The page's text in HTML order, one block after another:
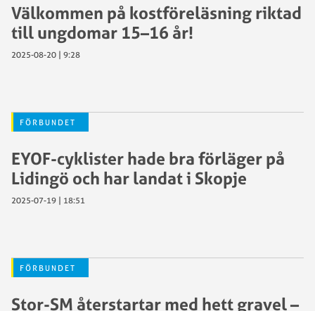
Välkommen på kostföreläsning riktad
till ungdomar 15–16 år!
2025-08-20 | 9:28
FÖRBUNDET
EYOF-cyklister hade bra förläger på
Lidingö och har landat i Skopje
2025-07-19 | 18:51
FÖRBUNDET
Stor-SM återstartar med hett gravel –